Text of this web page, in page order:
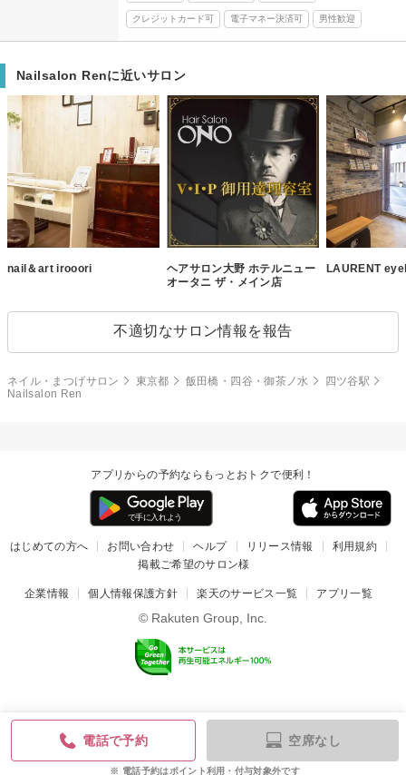
クレジットカード可 電子マネー決済可 男性歓迎
Nailsalon Renに近いサロン
nail＆art irooori
ヘアサロン大野 ホテルニュー
オータニ ザ・メイン店
LAURENT
不適切なサロン情報を報告
電話で予約 空席なし
電話予約はポイント利用・付与対象外です
ネイル・まつげサロン 東京都 飯田橋・四谷・御茶ノ水
四ツ谷駅
Nailsalon Ren
アプリからの予約ならもっとおトクで便利！
はじめての方へ お問い合わせ ヘルプ リリース情報
利用規約
掲載ご希望のサロン様
企業情報 個人情報保護方針 楽天のサービス一覧 アプリ一覧
© Rakuten Group, Inc.